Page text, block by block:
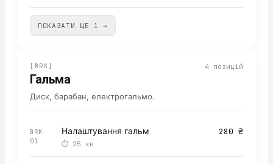
ПОКАЗАТИ ЩЕ 1 →
[ BRK]
Гальма
Диск, барабан, електрогальмо.
4 позицій
BRK-
01
Налаштування гальм
⏱ 25 хв
280 ₴